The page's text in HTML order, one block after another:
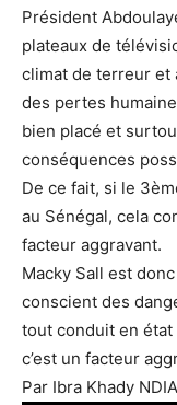
Président
plateaux de
climat de terreur et
des pertes
bien placé et
conséquences
De ce fait, si le
au Sénégal, cela
facteur aggravant.
Macky Sall est
conscient des
tout conduit en état
c’est un facteur
Par Ibra Khady